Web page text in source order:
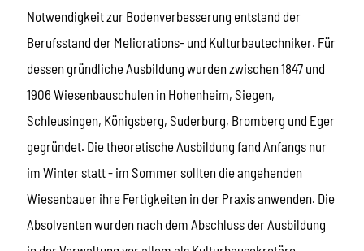
Notwendigkeit zur Bodenverbesserung entstand der
Berufsstand der Meliorations- und Kulturbautechniker. Für
dessen gründliche Ausbildung wurden zwischen 1847 und
1906 Wiesenbauschulen in Hohenheim, Siegen,
Schleusingen, Königsberg, Suderburg, Bromberg und Eger
gegründet. Die theoretische Ausbildung fand Anfangs nur
im Winter statt - im Sommer sollten die angehenden
Wiesenbauer ihre Fertigkeiten in der Praxis anwenden. Die
Absolventen wurden nach dem Abschluss der Ausbildung